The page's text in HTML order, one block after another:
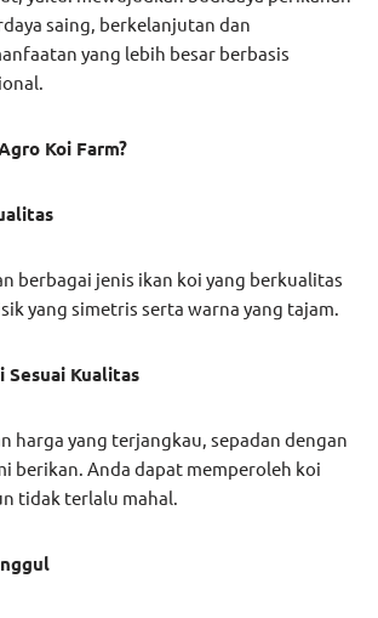
saing, berkelanjutan dan
yang lebih besar berbasis
Koi Farm?
berbagai jenis ikan koi yang berkualitas
yang simetris serta warna yang tajam.
Sesuai Kualitas
harga yang terjangkau, sepadan dengan
berikan. Anda dapat memperoleh koi
tidak terlalu mahal.